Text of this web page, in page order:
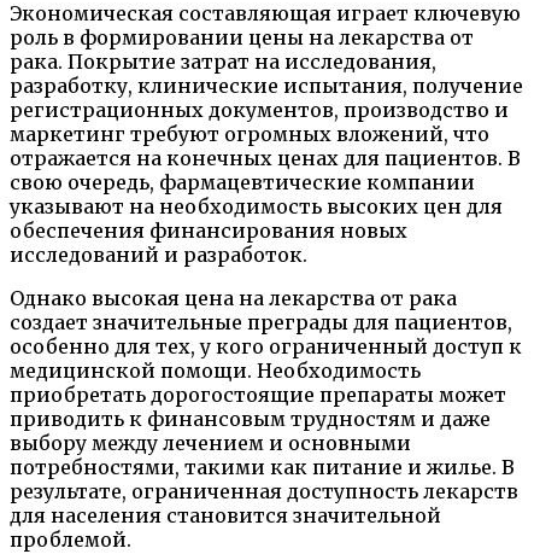
Экономическая составляющая играет ключевую
роль в формировании цены на лекарства от
рака. Покрытие затрат на исследования,
разработку, клинические испытания, получение
регистрационных документов, производство и
маркетинг требуют огромных вложений, что
отражается на конечных ценах для пациентов. В
свою очередь, фармацевтические компании
указывают на необходимость высоких цен для
обеспечения финансирования новых
исследований и разработок.
Однако высокая цена на лекарства от рака
создает значительные преграды для пациентов,
особенно для тех, у кого ограниченный доступ к
медицинской помощи. Необходимость
приобретать дорогостоящие препараты может
приводить к финансовым трудностям и даже
выбору между лечением и основными
потребностями, такими как питание и жилье. В
результате, ограниченная доступность лекарств
для населения становится значительной
проблемой.